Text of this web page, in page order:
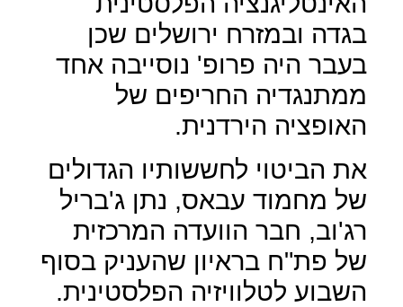
בגדה ובמזרח ירושלים שכן
בעבר היה פרופ' נוסייבה אחד
ממתנגדיה החריפים של
האופציה הירדנית.
את הביטוי לחששותיו הגדולים
של מחמוד עבאס, נתן ג'בריל
רג'וב, חבר הוועדה המרכזית
של פת"ח בראיון שהעניק בסוף
השבוע לטלוויזיה הפלסטינית.